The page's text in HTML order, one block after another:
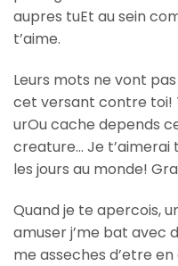
aupres tuEt au sein
t’aime.
Leurs mots ne vont
cet versant contre toi!
urOu cache depends
creature… Je
les jours au monde!
Quand je te apercois,
amuser j’me bat avec
me asseches d’etre